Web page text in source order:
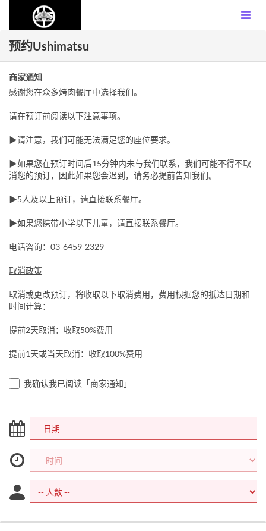
预约Ushimatsu
商家通知
感谢您在众多烤肉餐厅中选择我们。
请在预订前阅读以下注意事项。
▶请注意，我们可能无法满足您的座位要求。
▶如果您在预订时间后15分钟内未与我们联系，我们可能不得不取
消您的预订，因此如果您会迟到，请务必提前告知我们。
▶5人及以上预订，请直接联系餐厅。
▶如果您携带小学以下儿童，请直接联系餐厅。
电话咨询：03-6459-2329
取消政策
取消或更改预订，将收取以下取消费用，费用根据您的抵达日期和
时间计算：
提前2天取消：收取50%费用
提前1天或当天取消：收取100%费用
我确认我已阅读「商家通知」